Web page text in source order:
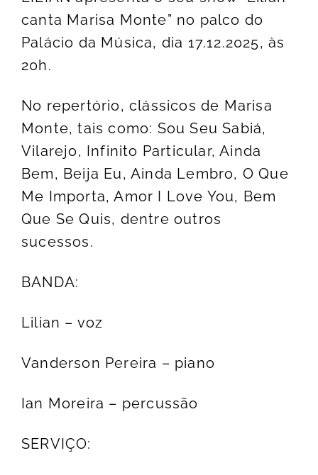
canta Marisa Monte” no palco do
Palácio da Música, dia 17.12.2025, às
20h.
No repertório, clássicos de Marisa
Monte, tais como: Sou Seu Sabiá,
Vilarejo, Infinito Particular, Ainda
Bem, Beija Eu, Ainda Lembro, O Que
Me Importa, Amor I Love You, Bem
Que Se Quis, dentre outros
sucessos.
BANDA:
Lilian – voz
Vanderson Pereira – piano
Ian Moreira – percussão
SERVIÇO: